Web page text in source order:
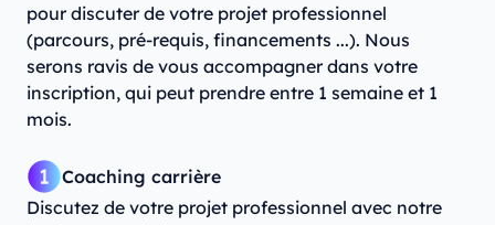
pour discuter de votre projet professionnel
(parcours, pré-requis, financements ...). Nous
serons ravis de vous accompagner dans votre
inscription, qui peut prendre entre 1 semaine et 1
mois.
Coaching carrière
Discutez de votre projet professionnel avec notre